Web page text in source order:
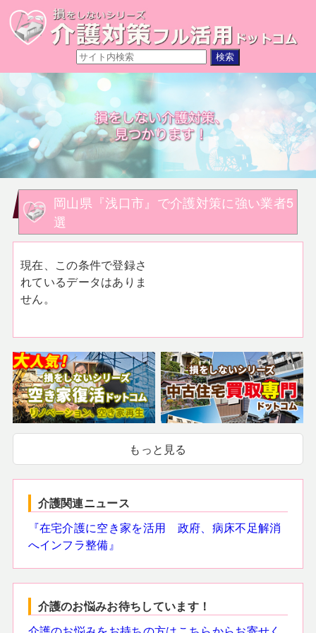
岡山県『浅口市』で介護対策に強い業者5
選
現在、この条件で登録さ
れているデータはありま
せん。
もっと見る
介護関連ニュース
『在宅介護に空き家を活用 政府、病床不足解消
へインフラ整備』
介護のお悩みお待ちしています！